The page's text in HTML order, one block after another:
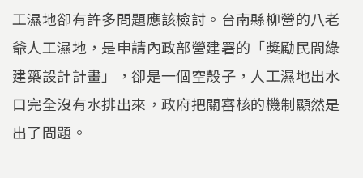
工濕地卻有許多問題應該檢討。台南縣柳營的八老
爺人工濕地，是申請內政部營建署的「獎勵民間綠
建築設計計畫」，卻是一個空殼子，人工濕地出水
口完全沒有水排出來，政府把關審核的機制顯然是
出了問題。